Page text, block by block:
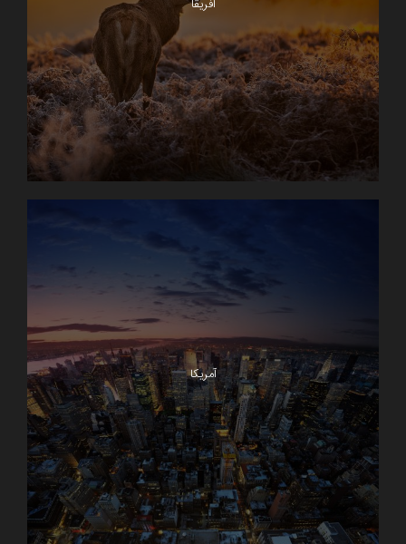
آفریقا
آمریکا